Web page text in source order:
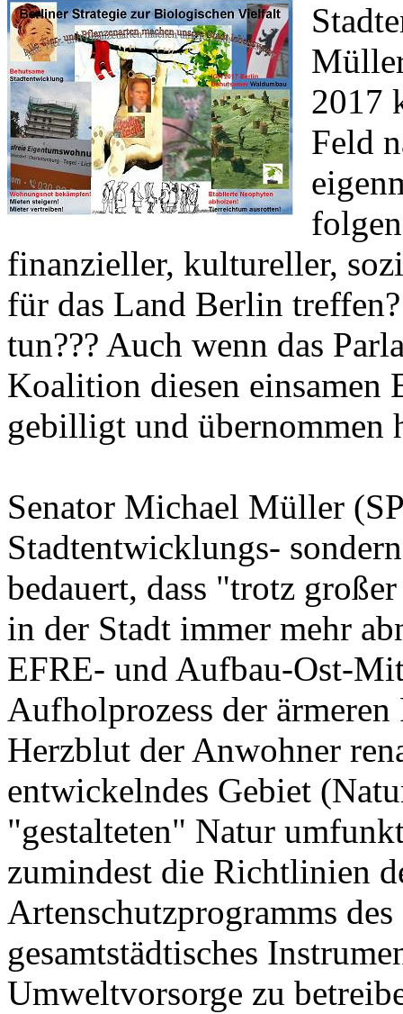
2017
Feld
finanzieller, kultureller,
für das Land Berlin
tun??? Auch wenn das
Koalition diesen einsamen
gebilligt und übernommen
Senator Michael Müller
Stadtentwicklungs-
bedauert, dass "trotz
in der Stadt immer mehr
EFRE- und Aufbau-Ost-
Aufholprozess der
Herzblut der Anwohner
entwickelndes Gebiet
"gestalteten" Natur
zumindest die Richtlinien
Artenschutzprogramms des
gesamtstädtisches
Umweltvorsorge zu